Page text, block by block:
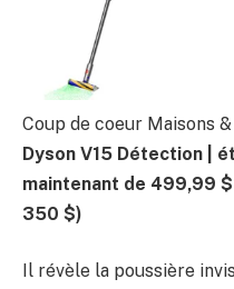
Coup de coeur Maisons &
Dyson V15 Détection |
maintenant de 499,99
350 $)
Il révèle la poussière